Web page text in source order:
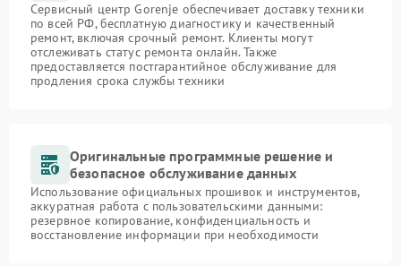
Сервисный центр Gorenje обеспечивает доставку техники
по всей РФ, бесплатную диагностику и качественный
ремонт, включая срочный ремонт. Клиенты могут
отслеживать статус ремонта онлайн. Также
предоставляется постгарантийное обслуживание для
продления срока службы техники
Оригинальные программные решение и
безопасное обслуживание данных
Использование официальных прошивок и инструментов,
аккуратная работа с пользовательскими данными:
резервное копирование, конфиденциальность и
восстановление информации при необходимости